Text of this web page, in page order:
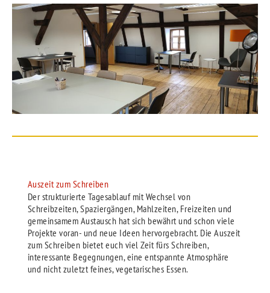
Auszeit zum Schreiben
Der strukturierte Tagesablauf mit Wechsel von
Schreibzeiten, Spaziergängen, Mahlzeiten, Freizeiten und
gemeinsamem Austausch hat sich bewährt und schon viele
Projekte voran- und neue Ideen hervorgebracht. Die Auszeit
zum Schreiben bietet euch viel Zeit fürs Schreiben,
interessante Begegnungen, eine entspannte Atmosphäre
und nicht zuletzt feines, vegetarisches Essen.